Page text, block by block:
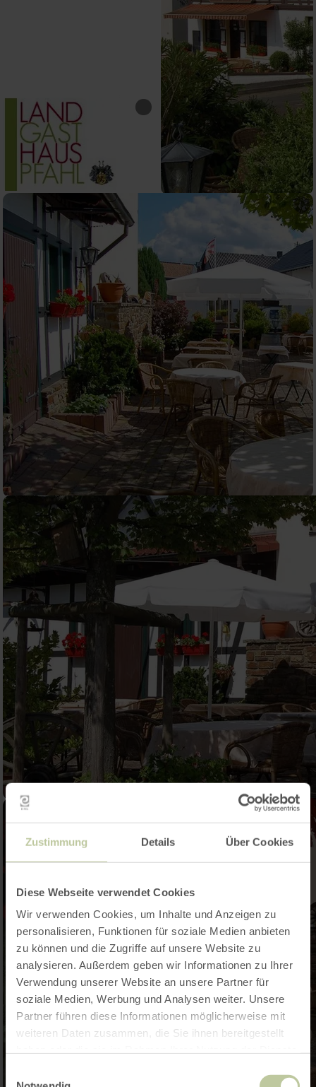
Zustimmung Details Über Cookies
Diese Webseite verwendet Cookies
Wir verwenden Cookies, um Inhalte und Anzeigen zu
personalisieren, Funktionen für soziale Medien anbieten
zu können und die Zugriffe auf unsere Website zu
analysieren. Außerdem geben wir Informationen zu Ihrer
Verwendung unserer Website an unsere Partner für
soziale Medien, Werbung und Analysen weiter. Unsere
Partner führen diese Informationen möglicherweise mit
weiteren Daten zusammen, die Sie ihnen bereitgestellt